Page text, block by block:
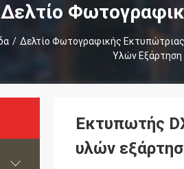
Δελτίο
/ Δελτίο Φωτογραφικής Εκτυπώτριας
Υλών Εξάρτηση
Εκτυπωτής
υλών